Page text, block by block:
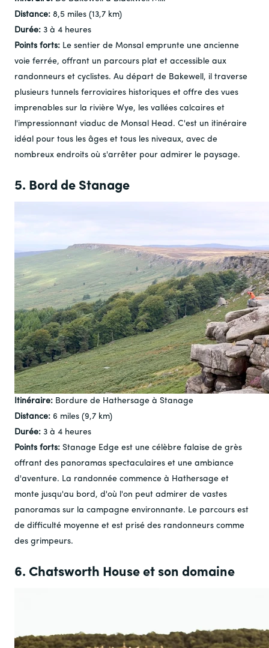
Distance: 8,5 miles (13,7 km)
Durée: 3 à 4 heures
Points forts: Le sentier de Monsal emprunte une ancienne
voie ferrée, offrant un parcours plat et accessible aux
randonneurs et cyclistes. Au départ de Bakewell, il traverse
plusieurs tunnels ferroviaires historiques et offre des vues
imprenables sur la rivière Wye, les vallées calcaires et
l'impressionnant viaduc de Monsal Head. C'est un itinéraire
idéal pour tous les âges et tous les niveaux, avec de
nombreux endroits où s'arrêter pour admirer le paysage.
5. Bord de Stanage
Itinéraire: Bordure de Hathersage à Stanage
Distance: 6 miles (9,7 km)
Durée: 3 à 4 heures
Points forts: Stanage Edge est une célèbre falaise de grès
offrant des panoramas spectaculaires et une ambiance
d'aventure. La randonnée commence à Hathersage et
monte jusqu'au bord, d'où l'on peut admirer de vastes
panoramas sur la campagne environnante. Le parcours est
de difficulté moyenne et est prisé des randonneurs comme
des grimpeurs.
6. Chatsworth House et son domaine